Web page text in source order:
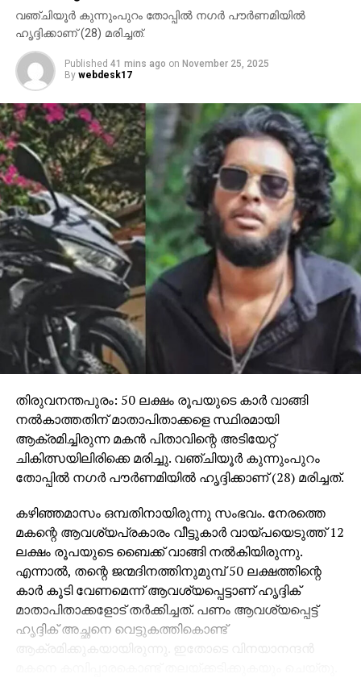
വഞ്ചിയൂര്‍ കുന്നുംപുറം തോപ്പില്‍ നഗര്‍ പൗര്‍ണമിയില്‍
ഹൃദ്ദിക്കാണ് (28) മരിച്ചത്.
Published 41 mins ago on November 25, 2025
By webdesk17
തിരുവനന്തപുരം: 50 ലക്ഷം രൂപയുടെ കാര്‍ വാങ്ങി
നല്‍കാത്തതിന് മാതാപിതാക്കളെ സ്ഥിരമായി
ആക്രമിച്ചിരുന്ന മകന്‍ പിതാവിന്റെ അടിയേറ്റ്
ചികിത്സയിലിരിക്കെ മരിച്ചു. വഞ്ചിയൂര്‍ കുന്നുംപുറം
തോപ്പില്‍ നഗര്‍ പൗര്‍ണമിയില്‍ ഹൃദ്ദിക്കാണ് (28) മരിച്ചത്.
കഴിഞ്ഞമാസം ഒമ്പതിനായിരുന്നു സംഭവം. നേരത്തെ
മകന്റെ ആവശ്യപ്രകാരം വീട്ടുകാര്‍ വായ്പയെടുത്ത് 12
ലക്ഷം രൂപയുടെ ബൈക്ക് വാങ്ങി നല്‍കിയിരുന്നു.
എന്നാല്‍, തന്റെ ജന്മദിനത്തിനുമുമ്പ് 50 ലക്ഷത്തിന്റെ
കാര്‍ കൂടി വേണമെന്ന് ആവശ്യപ്പെട്ടാണ് ഹൃദ്ദിക്
മാതാപിതാക്കളോട് തര്‍ക്കിച്ചത്. പണം ആവശ്യപ്പെട്ട്
ഹൃദ്ദിക് അച്ഛനെ വെട്ടുകത്തികൊണ്ട്
ആക്രമിക്കുകയായിരുന്നു. ഇതോടെ വിനയാനന്ദന്‍